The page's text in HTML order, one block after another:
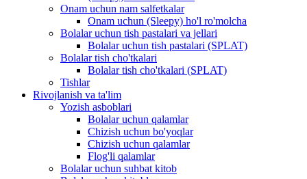
Onam uchun nam salfetkalar
Onam uchun (Sleepy) ho'l ro'molcha
Bolalar uchun tish pastalari va jellari
Bolalar uchun tish pastalari (SPLAT)
Bolalar tish cho'tkalari
Bolalar tish cho'tkalari (SPLAT)
Tishlar
Rivojlanish va ta'lim
Yozish asboblari
Bolalar uchun qalamlar
Chizish uchun bo'yoqlar
Chizish uchun qalamlar
Flog'li qalamlar
Bolalar uchun suhbat kitob